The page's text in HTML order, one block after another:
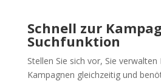
Schnell zur
Suchfunktion
Stellen Sie sich vor, Sie verwalten
Kampagnen gleichzeitig und